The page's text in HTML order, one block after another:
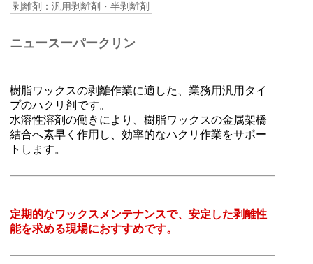
剥離剤：汎用剥離剤・半剥離剤
ニュースーパークリン
樹脂ワックスの剥離作業に適した、業務用汎用タイ
プのハクリ剤です。
水溶性溶剤の働きにより、樹脂ワックスの金属架橋
結合へ素早く作用し、効率的なハクリ作業をサポー
トします。
定期的なワックスメンテナンスで、安定した剥離性
能を求める現場におすすめです。